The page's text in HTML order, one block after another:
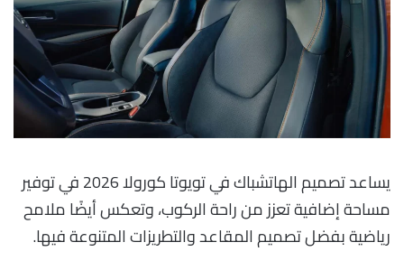
يساعد تصميم الهاتشباك في تويوتا كورولا 2026 في توفير
مساحة إضافية تعزز من راحة الركوب، وتعكس أيضًا ملامح
رياضية بفضل تصميم المقاعد والتطريزات المتنوعة فيها.